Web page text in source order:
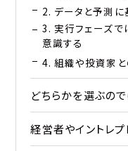
2. データと予測
3. 実行フェーズで
意識する
4. 組織や投資家
どちらかを選ぶの
経営者やイントレ